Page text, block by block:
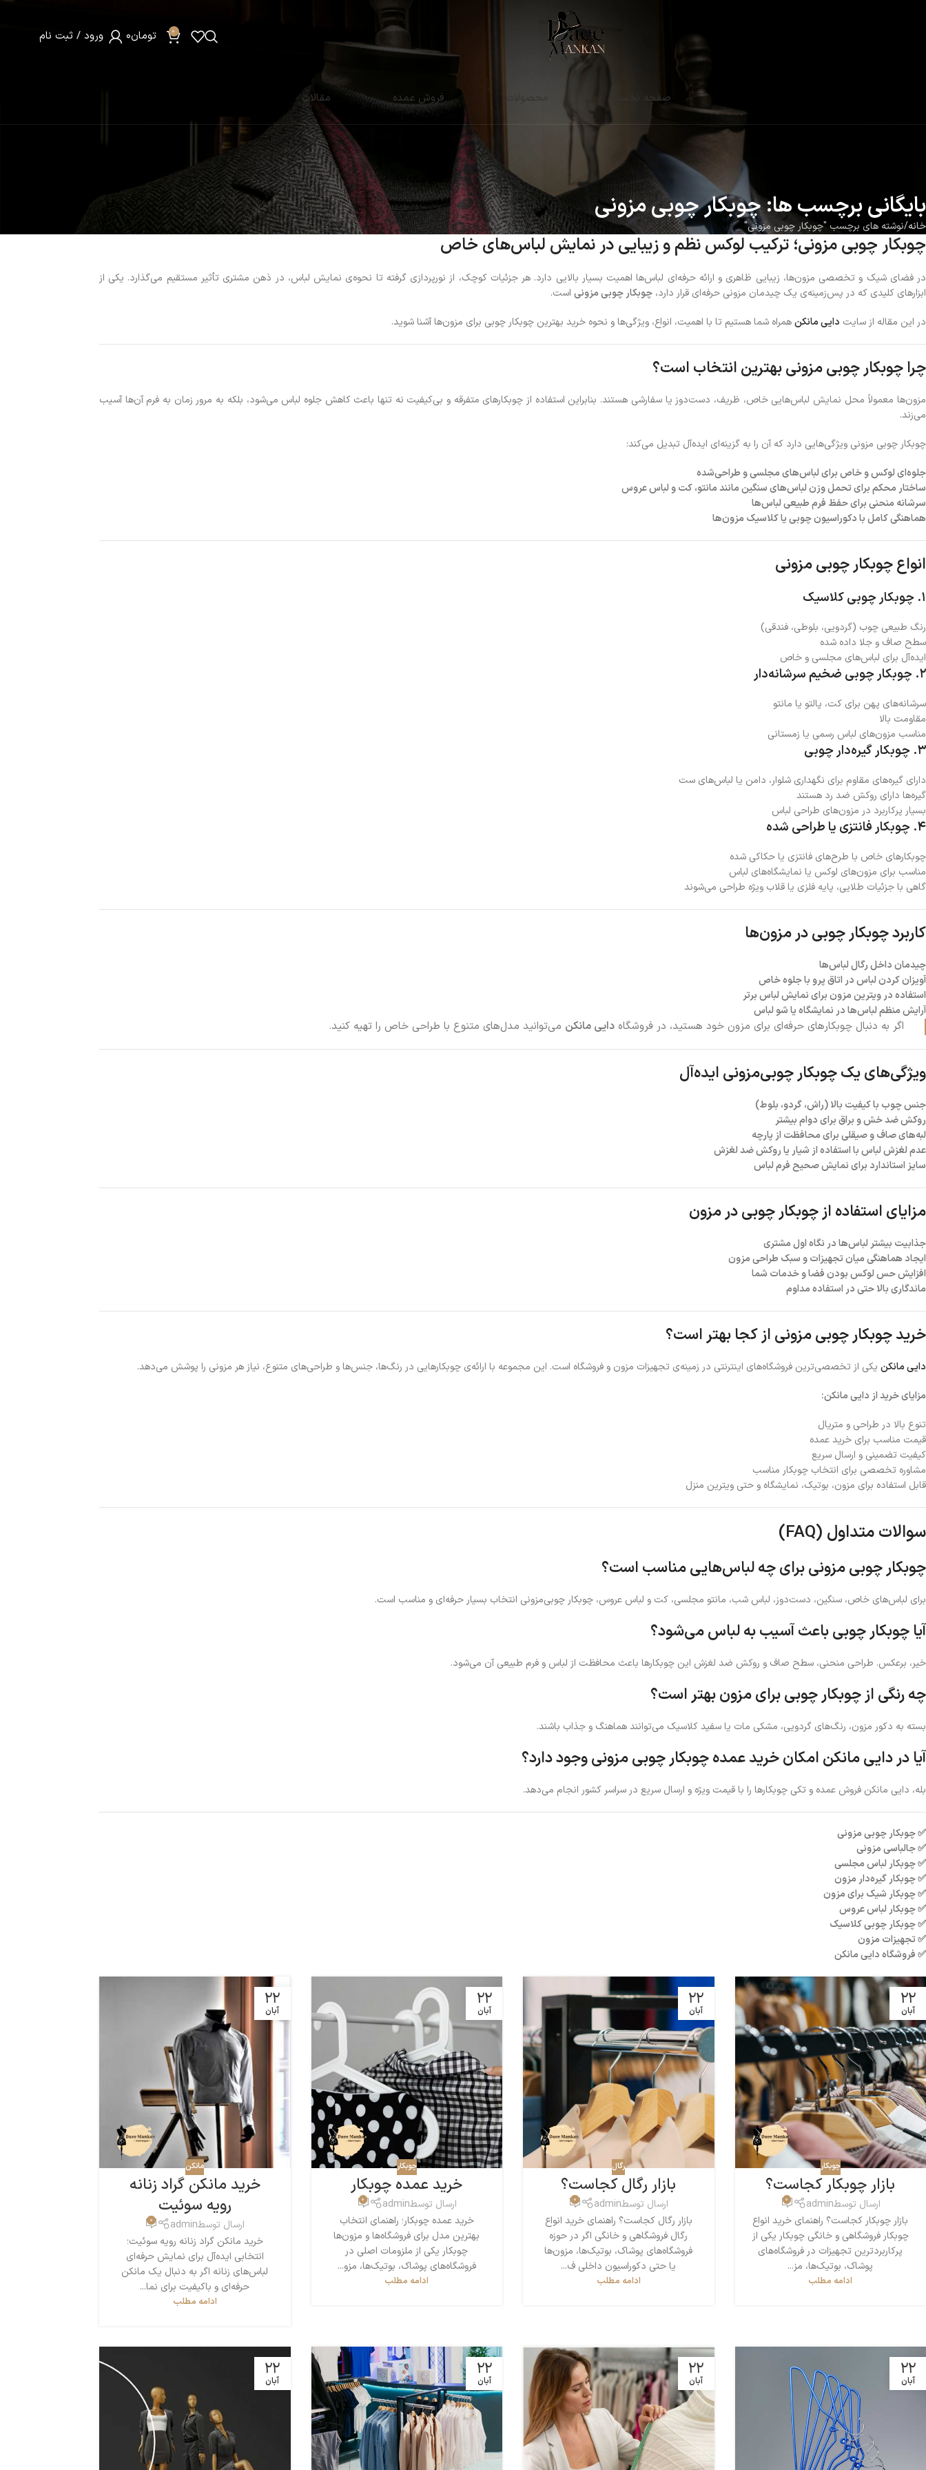
0 تومان0 ورود / ثبت نام
صفحه نخست فروش عمده مقالات
بایگانی برچسب ها: چوبکار چوبی مزونی
خانه نوشته های برچسب "چوبکار چوبی مزونی"
چوبکار چوبی مزونی؛ ترکیب لوکس نظم و زیبایی در نمایش لباس‌های خاص
در فضای شیک و تخصصی مزون‌ها، زیبایی ظاهری و ارائه حرفه‌ای لباس‌ها اهمیت بسیار بالایی دارد. هر جزئیات کوچک، از نورپردازی گرفته تا نحوه‌ی نمایش لباس، در ذهن مشتری تأثیر مستقیم می‌گذارد. یکی از
ابزارهای کلیدی که در پس‌زمینه‌ی یک چیدمان مزونی حرفه‌ای قرار دارد، چوبکار چوبی مزونی است.
در این مقاله از سایت دایی مانکنهمراه شما هستیم تا با اهمیت، انواع، ویژگی‌ها و نحوه خرید بهترین چوبکار چوبی برای مزون‌ها آشنا شوید.
چرا چوبکار چوبی مزونی بهترین انتخاب است؟
مزون‌ها معمولاً محل نمایش لباس‌هایی خاص، ظریف، دست‌دوز یا سفارشی هستند. بنابراین استفاده از چوبکارهای متفرقه و بی‌کیفیت نه تنها باعث کاهش جلوه لباس می‌شود، بلکه به مرور زمان به فرم آن‌ها آسیب
می‌زند.
چوبکار چوبی مزونی ویژگی‌هایی دارد که آن را به گزینه‌ای ایده‌آل تبدیل می‌کند:
جلوه‌ای لوکس و خاص برای لباس‌های مجلسی و طراحی‌شده
ساختار محکم برای تحمل وزن لباس‌های سنگین مانند مانتو، کت و لباس عروس
سرشانه منحنی برای حفظ فرم طبیعی لباس‌ها
هماهنگی کامل با دکوراسیون چوبی یا کلاسیک مزون‌ها
انواع چوبکار چوبی مزونی
1. چوبکار چوبی کلاسیک
رنگ طبیعی چوب (گردویی، بلوطی، فندقی)
سطح صاف و جلا داده شده
ایده‌آل برای لباس‌های مجلسی و خاص
2. چوبکار چوبی ضخیم سرشانه‌دار
سرشانه‌های پهن برای کت، پالتو یا مانتو
مقاومت بالا
مناسب مزون‌های لباس رسمی یا زمستانی
3. چوبکار گیره‌دار چوبی
دارای گیره‌های مقاوم برای نگهداری شلوار، دامن یا لباس‌های ست
گیره‌ها دارای روکش ضد رد هستند
بسیار پرکاربرد در مزون‌های طراحی لباس
4. چوبکار فانتزی یا طراحی شده
چوبکارهای خاص با طرح‌های فانتزی یا حکاکی شده
مناسب برای مزون‌های لوکس یا نمایشگاه‌های لباس
گاهی با جزئیات طلایی، پایه فلزی یا قلاب ویژه طراحی می‌شوند
کاربرد چوبکار چوبی در مزون‌ها
چیدمان داخل رگال لباس‌ها
آویزان کردن لباس در اتاق پرو با جلوه خاص
استفاده در ویترین مزون برای نمایش لباس برتر
آرایش منظم لباس‌ها در نمایشگاه یا شو لباس
اگر به دنبال چوبکارهای حرفه‌ای برای مزون خود هستید، در فروشگاه دایی مانکن می‌توانید مدل‌های متنوع با طراحی خاص را تهیه کنید.
ویژگی‌های یک چوبکار چوبی‌مزونی ایده‌آل
جنس چوب با کیفیت بالا (راش، گردو، بلوط)
روکش ضد خش و براق برای دوام بیشتر
لبه‌های صاف و صیقلی برای محافظت از پارچه
عدم لغزش لباس با استفاده از شیار یا روکش ضد لغزش
سایز استاندارد برای نمایش صحیح فرم لباس
مزایای استفاده از چوبکار چوبی در مزون
جذابیت بیشتر لباس‌ها در نگاه اول مشتری
ایجاد هماهنگی میان تجهیزات و سبک طراحی مزون
افزایش حس لوکس بودن فضا و خدمات شما
ماندگاری بالا حتی در استفاده مداوم
خرید چوبکار چوبی مزونی از کجا بهتر است؟
دایی مانکن یکی از تخصصی‌ترین فروشگاه‌های اینترنتی در زمینه‌ی تجهیزات مزون و فروشگاه است. این مجموعه با ارائه‌ی چوبکارهایی در رنگ‌ها، جنس‌ها و طراحی‌های متنوع، نیاز هر مزونی را پوشش می‌دهد.
مزایای خرید از دایی مانکن:
تنوع بالا در طراحی و متریال
قیمت مناسب برای خرید عمده
کیفیت تضمینی و ارسال سریع
مشاوره تخصصی برای انتخاب چوبکار مناسب
قابل استفاده برای مزون، بوتیک، نمایشگاه و حتی ویترین منزل
سوالات متداول (FAQ)
چوبکار چوبی مزونی برای چه لباس‌هایی مناسب است؟
برای لباس‌های خاص، سنگین، دست‌دوز، لباس شب، مانتو مجلسی، کت و لباس عروس، چوبکار چوبی‌مزونی انتخاب بسیار حرفه‌ای و مناسب است.
آیا چوبکار چوبی باعث آسیب به لباس می‌شود؟
خیر، برعکس. طراحی منحنی، سطح صاف و روکش ضد لغزش این چوبکارها باعث محافظت از لباس و فرم طبیعی آن می‌شود.
چه رنگی از چوبکار چوبی برای مزون بهتر است؟
بسته به دکور مزون، رنگ‌های گردویی، مشکی مات یا سفید کلاسیک می‌توانند هماهنگ و جذاب باشند.
آیا در دایی مانکن امکان خرید عمده چوبکار چوبی مزونی وجود دارد؟
بله، دایی مانکن فروش عمده و تکی چوبکارها را با قیمت ویژه و ارسال سریع در سراسر کشور انجام می‌دهد.
✅ چوبکار چوبی مزونی
✅ جالباسی مزونی
✅ چوبکار لباس مجلسی
✅ چوبکار گیره‌دار مزون
✅ چوبکار شیک برای مزون
✅ چوبکار لباس عروس
✅ چوبکار چوبی کلاسیک
✅ تجهیزات مزون
✅ فروشگاه دایی مانکن
22
آبان
چوبکار
بازار چوبکار کجاست؟
ارسال توسطadmin
0
بازار چوبکار کجاست؟ راهنمای خرید انواع
چوبکار فروشگاهی و خانگی چوبکار یکی از
پرکاربردترین تجهیزات در فروشگاه‌های
پوشاک، بوتیک‌ها، مز...
ادامه مطلب
22
آبان
رگال
بازار رگال کجاست؟
ارسال توسطadmin
0
بازار رگال کجاست؟ راهنمای خرید انواع
رگال فروشگاهی و خانگی اگر در حوزه
فروشگاه‌های پوشاک، بوتیک‌ها، مزون‌ها
یا حتی دکوراسیون داخلی ف...
ادامه مطلب
22
آبان
چوبکار
خرید عمده چوبکار
ارسال توسطadmin
0
خرید عمده چوبکار؛ راهنمای انتخاب
بهترین مدل برای فروشگاه‌ها و مزون‌ها
چوبکار یکی از ملزومات اصلی در
فروشگاه‌های پوشاک، بوتیک‌ها، مزو...
ادامه مطلب
22
آبان
مانکن
خرید مانکن گراد زنانه
رویه سوئیت
ارسال توسطadmin
0
خرید مانکن گراد زنانه رویه سوئیت؛
انتخابی ایده‌آل برای نمایش حرفه‌ای
لباس‌های زنانه اگر به دنبال یک مانکن
حرفه‌ای و باکیفیت برای نما...
ادامه مطلب
22
آبان
22
آبان
22
آبان
22
آبان